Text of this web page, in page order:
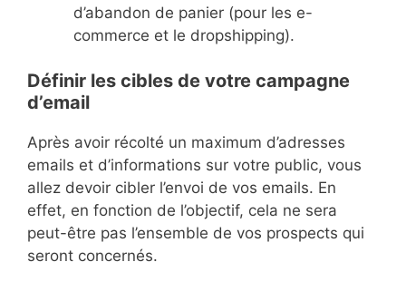
d’abandon de panier (pour les e-
commerce et le dropshipping).
Définir les cibles de votre campagne
d’email
Après avoir récolté un maximum d’adresses
emails et d’informations sur votre public, vous
allez devoir cibler l’envoi de vos emails. En
effet, en fonction de l’objectif, cela ne sera
peut-être pas l’ensemble de vos prospects qui
seront concernés.